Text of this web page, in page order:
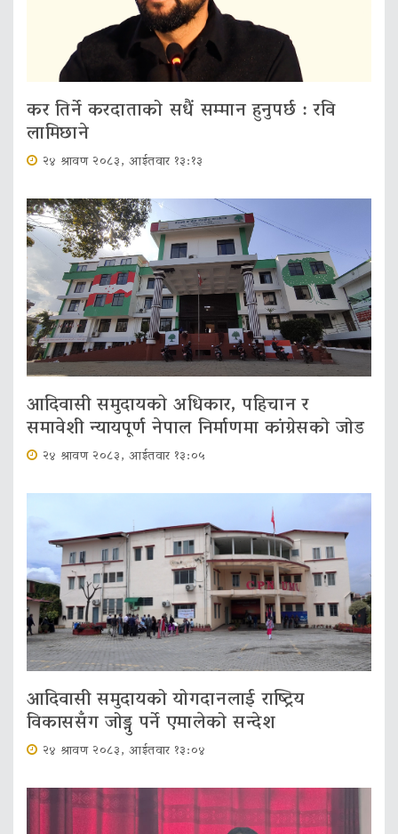
कर तिर्ने करदाताको सधैं सम्मान हुनुपर्छ : रवि
लामिछाने
२४ श्रावण २०८३, आईतवार १३:१३
आदिवासी समुदायको अधिकार, पहिचान र
समावेशी न्यायपूर्ण नेपाल निर्माणमा कांग्रेसको जोड
२४ श्रावण २०८३, आईतवार १३:०५
आदिवासी समुदायको योगदानलाई राष्ट्रिय
विकाससँग जोड्नु पर्ने एमालेको सन्देश
२४ श्रावण २०८३, आईतवार १३:०४